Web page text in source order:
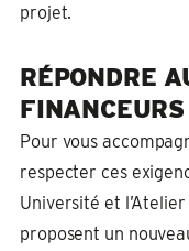
projet.
RÉPONDRE
FINANCEURS
Pour vous
respecter ces
Université et
proposent un